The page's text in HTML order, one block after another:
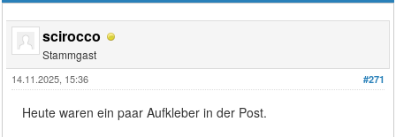
scirocco
Stammgast
#271
14.11.2025, 15:36
Heute waren ein paar Aufkleber in der Post.